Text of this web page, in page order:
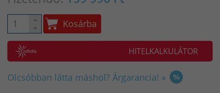
Kosárba
HITELKALKULÁTOR
Olcsóbban látta máshol? Árgarancia! »